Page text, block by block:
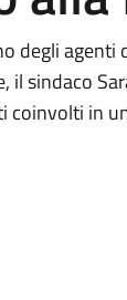
degli
il sindaco
coinvolti in